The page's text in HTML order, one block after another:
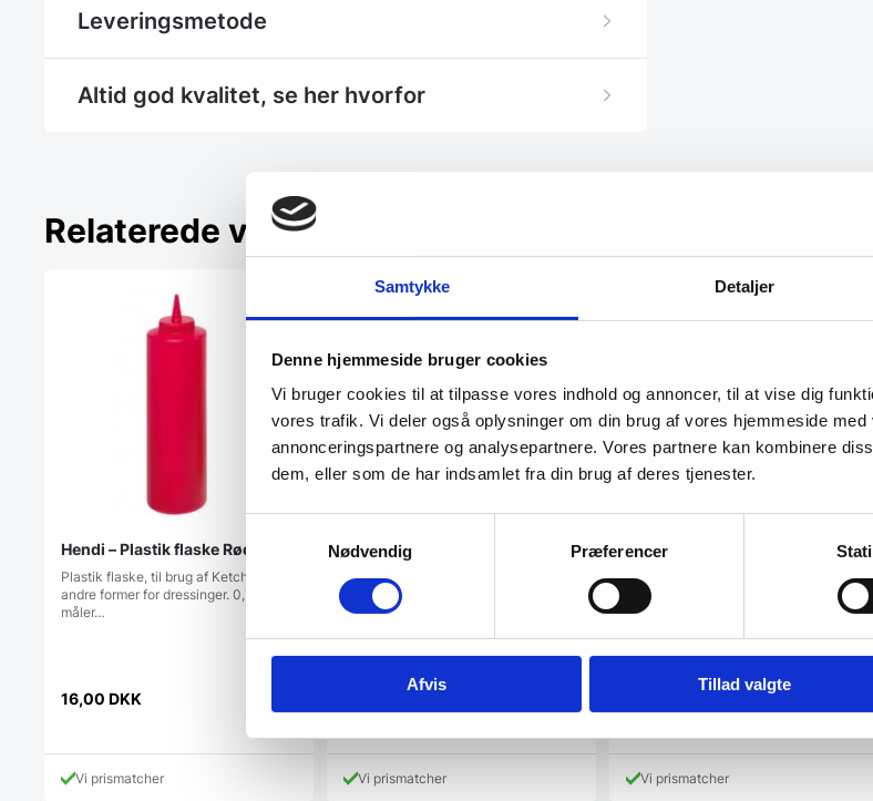
Samtykke Detaljer
Denne hjemmeside bruger cookies
Vi bruger cookies til at tilpasse vores indhold og annoncer, til at vise dig
vores trafik. Vi deler også oplysninger om din brug af vores hjemmeside
annonceringspartnere og analysepartnere. Vores partnere kan kombinere
dem, eller som de har indsamlet fra din brug af deres tjenester.
Nødvendig
Præferencer
Afvis Tillad valgte
Leveringsmetode
Altid god kvalitet, se her hvorfor
Relaterede varer
Hendi – Plastik flaske Rød
Plastik flaske, til brug af Ketchup og
andre former for dressinger. 0,7 L
måler…
16,00 DKK
Vi prismatcher
Brandt WD 1014 X varmeskuffe
Med denne varmeskuffe til
indbygning, får du en stilren løsning i
rustfri…
DKKDen
oprindelige
var:
1.868,75 DKK.
1.649,00DKK
pris
er:Vi prismatcher
Victorinox Fibrox Kokkekniv
Victorinox Fibrox Kokkekniv m/
bølgeskær 25 cmHårdhed: 55
Den
oprindelige
var:
629,00 DKK.
411,00DKK
pris
er:Vi prismatcher